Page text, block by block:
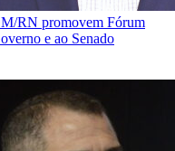
RN promovem Fórum
e ao Senado